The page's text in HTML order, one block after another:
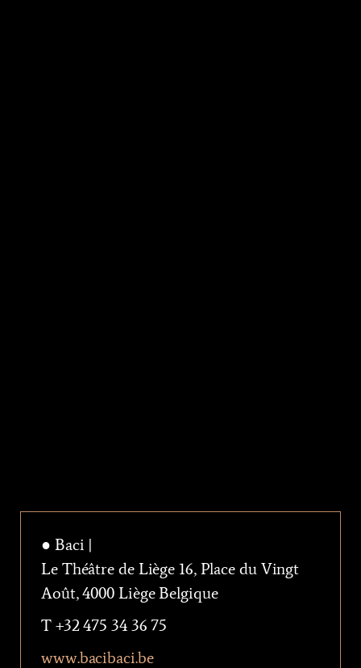
● Baci |
Le Théâtre de Liège 16, Place du Vingt
Août, 4000 Liège Belgique
T +32 475 34 36 75
www.bacibaci.be